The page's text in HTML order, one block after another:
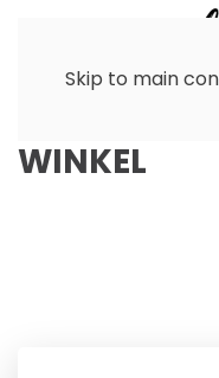
Skip to main
WINKEL